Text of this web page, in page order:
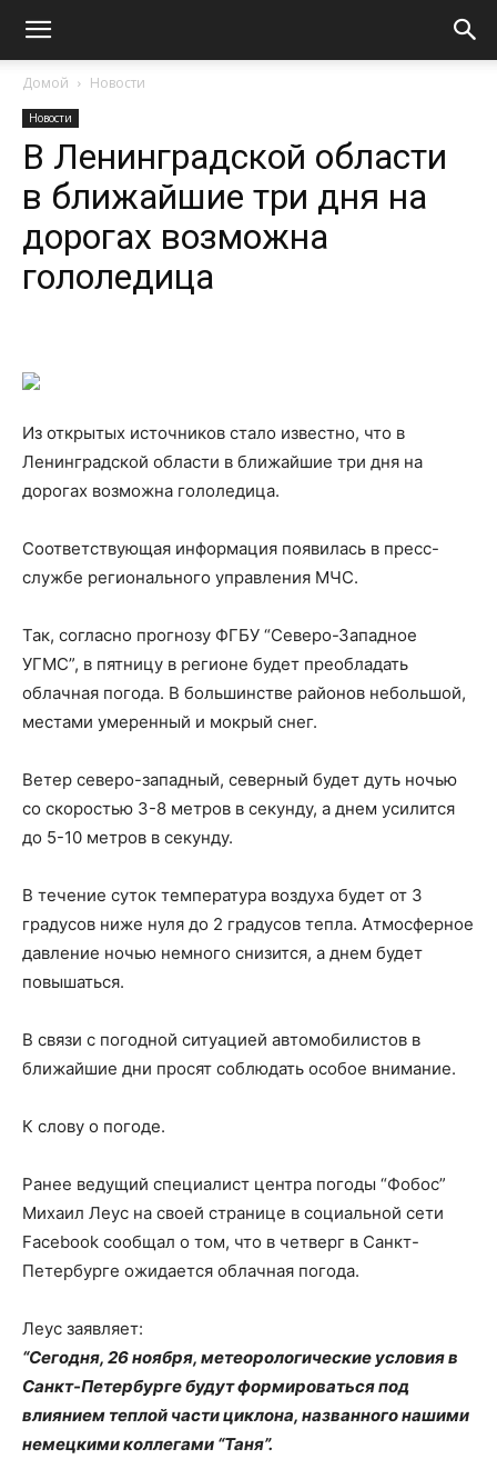
Домой Новости
Новости
В Ленинградской области
в ближайшие три дня на
дорогах возможна
гололедица
Из открытых источников стало известно, что в
Ленинградской области в ближайшие три дня на
дорогах возможна гололедица.
Соответствующая информация появилась в пресс-
службе регионального управления МЧС.
Так, согласно прогнозу ФГБУ “Северо-Западное
УГМС”, в пятницу в регионе будет преобладать
облачная погода. В большинстве районов небольшой,
местами умеренный и мокрый снег.
Ветер северо-западный, северный будет дуть ночью
со скоростью 3-8 метров в секунду, а днем ​​усилится
до 5-10 метров в секунду.
В течение суток температура воздуха будет от ​3
градусов ниже нуля до 2 градусов тепла. Атмосферное
давление ночью немного снизится, а днем будет
повышаться.
В связи с погодной ситуацией автомобилистов в
ближайшие дни просят соблюдать особое внимание.
К слову о погоде.
Ранее ведущий специалист центра погоды “Фобос”
Михаил Леус на своей странице в социальной сети
Facebook сообщал о том, что в четверг в Санкт-
Петербурге ожидается облачная погода.
Леус заявляет:
“Сегодня, 26 ноября, метеорологические условия в
Санкт-Петербурге будут формироваться под
влиянием теплой части циклона, названного нашими
немецкими коллегами “Таня”.